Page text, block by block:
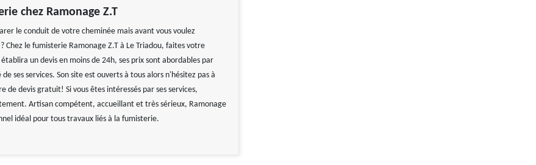
chez Ramonage Z.T
le conduit de votre cheminée mais avant vous voulez
Chez le fumisterie Ramonage Z.T à Le Triadou, faites votre
un devis en moins de 24h, ses prix sont abordables par
ses services. Son site est ouverts à tous alors n'hésitez pas à
de devis gratuit! Si vous êtes intéressés par ses services,
Artisan compétent, accueillant et très sérieux, Ramonage
idéal pour tous travaux liés à la fumisterie.